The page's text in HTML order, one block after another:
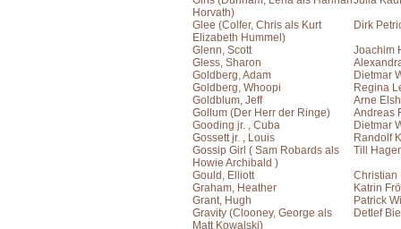
Horvath)
Glee (Colfer, Chris als Kurt
Elizabeth Hummel)
Dirk
Glenn, Scott
Joachim
Gless, Sharon
Goldberg, Adam
Dietmar
Goldberg, Whoopi
Regina
Goldblum, Jeff
Arne
Gollum (Der Herr der Ringe)
Andreas
Gooding jr. , Cuba
Dietmar
Gossett jr. , Louis
Randolf
Gossip Girl ( Sam Robards als
Howie Archibald )
Till
Gould, Elliott
Christian
Graham, Heather
Katrin
Grant, Hugh
Patrick
Gravity (Clooney, George als
Matt Kowalski)
Detlef